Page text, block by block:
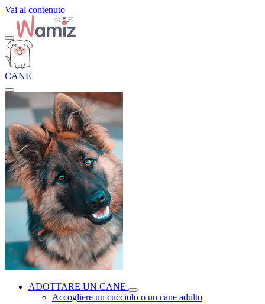
Vai al contenuto
CANE
ADOTTARE UN CANE
Accogliere un cucciolo o un cane adulto